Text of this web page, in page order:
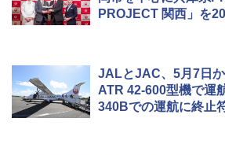
PROJECT 関西」を
JALとJAC、5月7日
ATR 42-600型機で運
340Bでの運航に終止